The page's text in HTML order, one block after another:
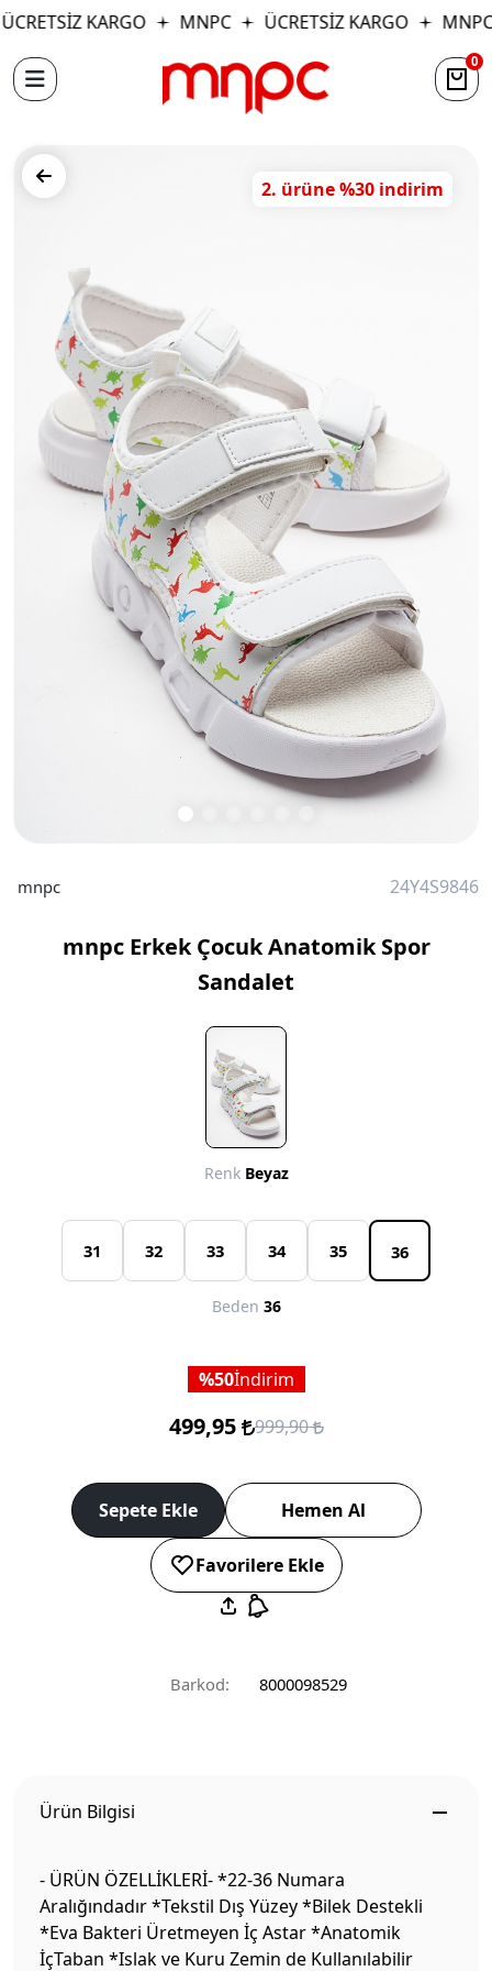
KARGO MNPC ÜCRETSİZ KARGO MNPC
0
2. ürüne %30 indirim
mnpc 24Y4S9846
mnpc Erkek Çocuk Anatomik Spor
Sandalet
Renk Beyaz
31 32 33 34 35 36
Beden 36
50İndirim
499,95 999,90
Sepete Ekle Hemen Al
Favorilere Ekle
Barkod: 8000098529
Ürün Bilgisi
- ÜRÜN ÖZELLİKLERİ- *22-36 Numara
Aralığındadır *Tekstil Dış Yüzey *Bilek Destekli
*Eva Bakteri Üretmeyen İç Astar *Anatomik
İçTaban *Islak ve Kuru Zemin de Kullanılabilir